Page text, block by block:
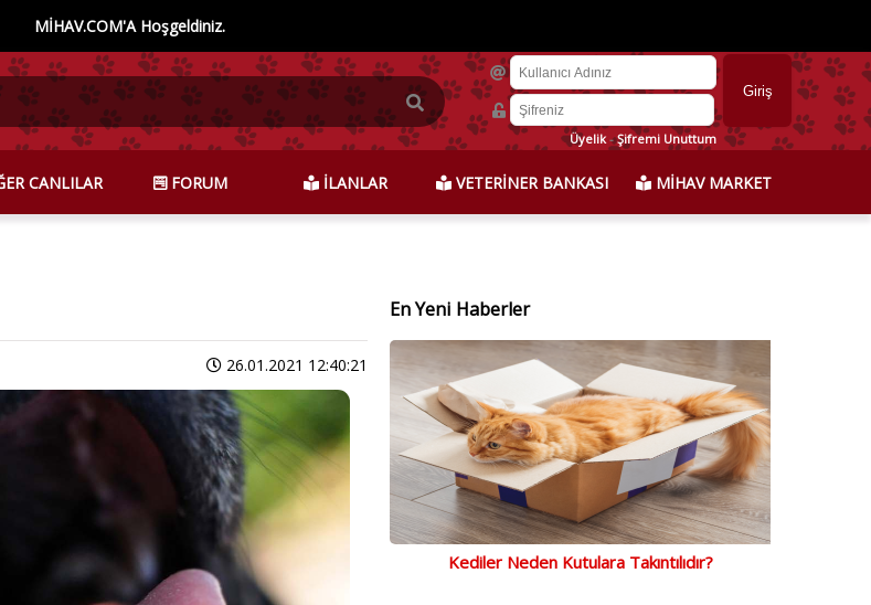
MİHAV.COM'A Hoşgeldiniz.
Üyelik-Şifremi Unuttum
CANLILAR FORUM İLANLAR VETERİNER BANKASI MİHAV MARKET
26.01.2021 12:40:21
En Yeni Haberler
Kediler Neden Kutulara Takıntılıdır?